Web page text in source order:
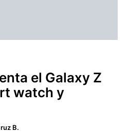
el Galaxy Z
watch y
B.